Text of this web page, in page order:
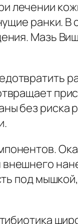
лечении
ранки. В
Мазь
без риска
под